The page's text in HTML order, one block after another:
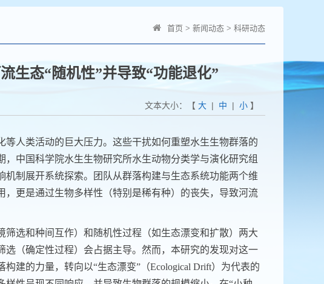
首页 > 新闻动态 > 科研动态
生态“随机性”并导致“功能退化”
文本大小：【 大| 中 | 小】
等人类活动的巨大压力。这些干扰如何重塑水生生物群落的
，中国科学院水生生物研究所水生动物分类学与演化研究组
制展开系统探索。团队从群落构建与生态系统功能两个维
，更是通过生物多样性（特别是稀有种）的丧失，导致河流
筛选和种间互作） 和 随机性过程（如生态漂变和扩散）两大
（确定性过程）会占据主导。 然而，本研究的发现对这一
构建的力量，转向以“生态漂变” （Ecological Drift）为代表的